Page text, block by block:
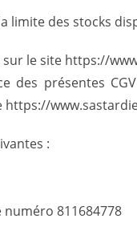
limite des stocks
sur le site https://
des présentes
:
numéro 811684778